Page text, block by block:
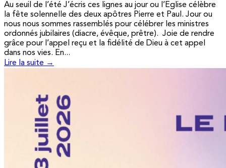
Au seuil de l’été J’écris ces lignes au jour ou l’Eglise célèbre
la fête solennelle des deux apôtres Pierre et Paul. Jour ou
nous nous sommes rassemblés pour célébrer les ministres
ordonnés jubilaires (diacre, évêque, prêtre). Joie de rendre
grâce pour l’appel reçu et la fidélité de Dieu à cet appel
dans nos vies. En...
Lire la suite →